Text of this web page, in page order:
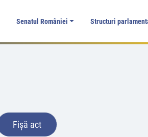
Senatul României Structuri
Fișă act